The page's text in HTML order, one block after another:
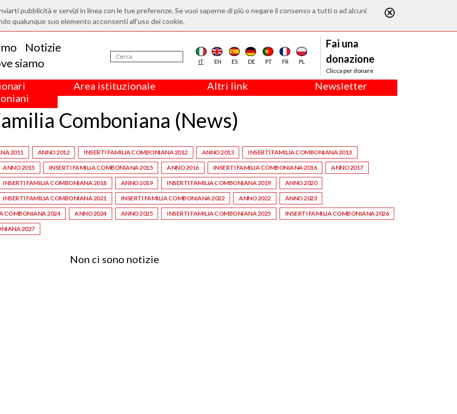
pubblicità e servizi in linea con le tue preferenze. Se vuoi saperne di più o negare il consenso a tutti o ad alcuni
qualunque suo elemento acconsenti all'uso dei cookie.
Notizie
siamo
IT EN ES DE PT FR PL
Fai una
donazione
Clicca per donare
Area istituzionale Altri link Newsletter
Comboniana (News)
2011 ANNO 2012 INSERTI FAMILIA COMBONIANA 2012 ANNO 2013
INSERTI FAMILIA COMBONIANA 2013
ANNO 2015 INSERTI FAMILIA COMBONIANA 2015 ANNO 2016 INSERTI FAMILIA COMBONIANA 2016
ANNO 2017
INSERTI FAMILIA COMBONIANA 2018 ANNO 2019 INSERTI FAMILIA COMBONIANA 2019
ANNO 2020
INSERTI FAMILIA COMBONIANA 2021 INSERTI FAMILIA COMBONIANA 2022 ANNO 2022
ANNO 2023
COMBONIANA 2024 ANNO 2024 ANNO 2025 INSERTI FAMILIA COMBONIANA 2025
INSERTI FAMILIA COMBONIANA 2026
2027
Non ci sono notizie